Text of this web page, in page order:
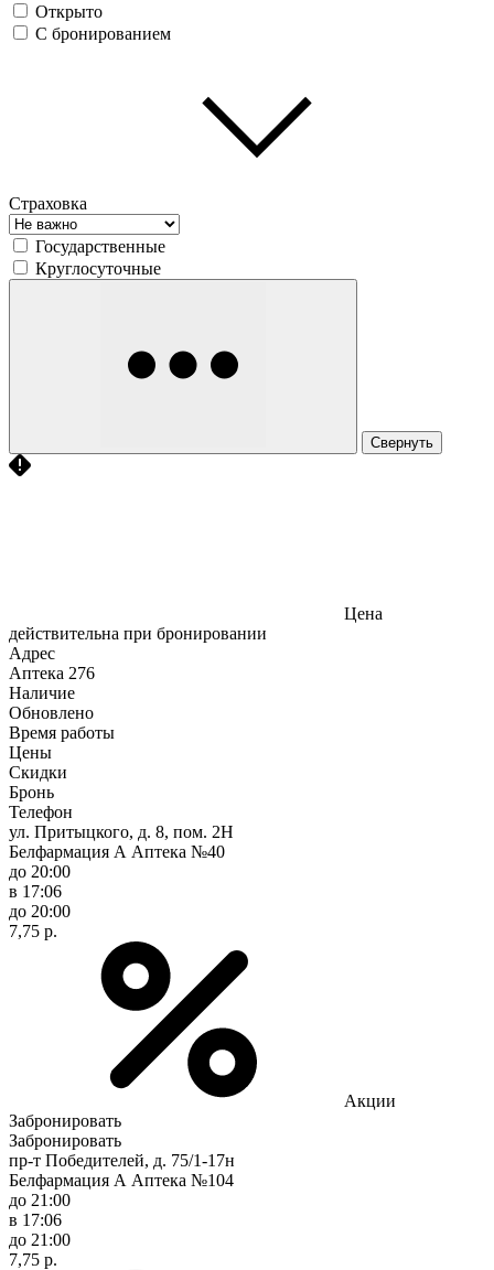
Открыто
С бронированием
Страховка
Государственные
Круглосуточные
Свернуть
Цена
действительна при бронировании
Адрес
Аптека 276
Наличие
Обновлено
Время работы
Цены
Скидки
Бронь
Телефон
ул. Притыцкого, д. 8, пом. 2Н
Белфармация А Аптека №40
до 20:00
в 17:06
до 20:00
7,75 р.
Акции
Забронировать
Забронировать
пр-т Победителей, д. 75/1-17н
Белфармация А Аптека №104
до 21:00
в 17:06
до 21:00
7,75 р.